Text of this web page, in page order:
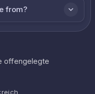
from?
offengelegte